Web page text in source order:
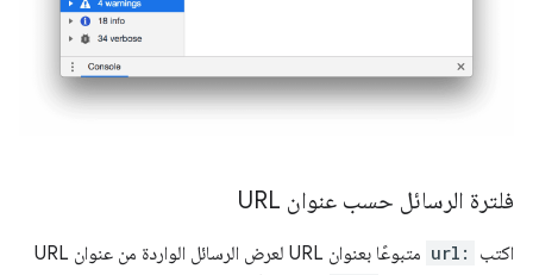
فلترة الرسائل حسب عنوان URL
اكتب url:
متبوعًا بعنوان URL لعرض الرسائل الواردة من عنوان URL